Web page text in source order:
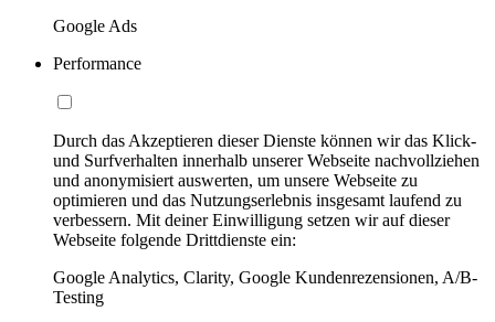
Google Ads
Performance
Durch das Akzeptieren dieser Dienste können wir das Klick-
und Surfverhalten innerhalb unserer Webseite nachvollziehen
und anonymisiert auswerten, um unsere Webseite zu
optimieren und das Nutzungserlebnis insgesamt laufend zu
verbessern. Mit deiner Einwilligung setzen wir auf dieser
Webseite folgende Drittdienste ein:
Google Analytics, Clarity, Google Kundenrezensionen, A/B-
Testing